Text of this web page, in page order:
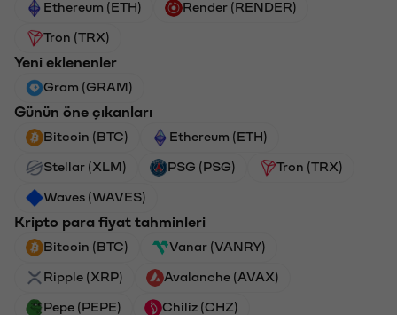
Ethereum (ETH) Render (RENDER)
Tron (TRX)
Yeni eklenenler
Gram (GRAM)
Günün öne çıkanları
Bitcoin (BTC) Ethereum (ETH)
Stellar (XLM) PSG (PSG) Tron (TRX)
Waves (WAVES)
Kripto para fiyat tahminleri
Bitcoin (BTC) Vanar (VANRY)
Ripple (XRP) Avalanche (AVAX)
Pepe (PEPE) Chiliz (CHZ)